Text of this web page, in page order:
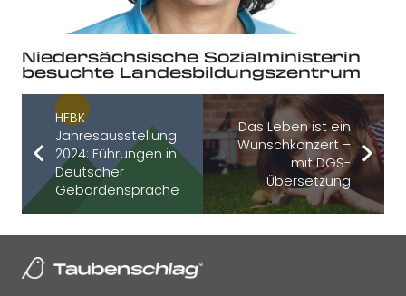
Niedersächsische Sozialministerin
besuchte Landesbildungszentrum
HFBK
Jahresausstellung
2024: Führungen in
Deutscher
Gebärdensprache
Das Leben ist ein
Wunschkonzert –
mit DGS-
Übersetzung